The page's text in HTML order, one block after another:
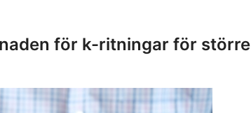
för k-ritningar för större